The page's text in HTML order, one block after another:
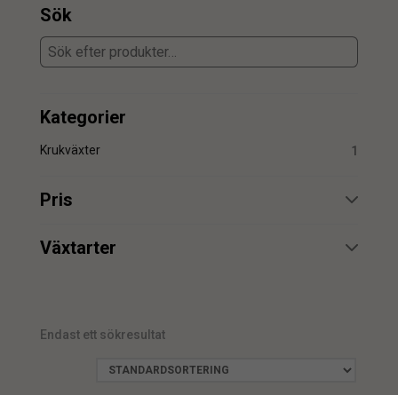
Sök
Kategorier
Krukväxter 1
Pris
min.
min.
Växtarter
Endast ett sökresultat